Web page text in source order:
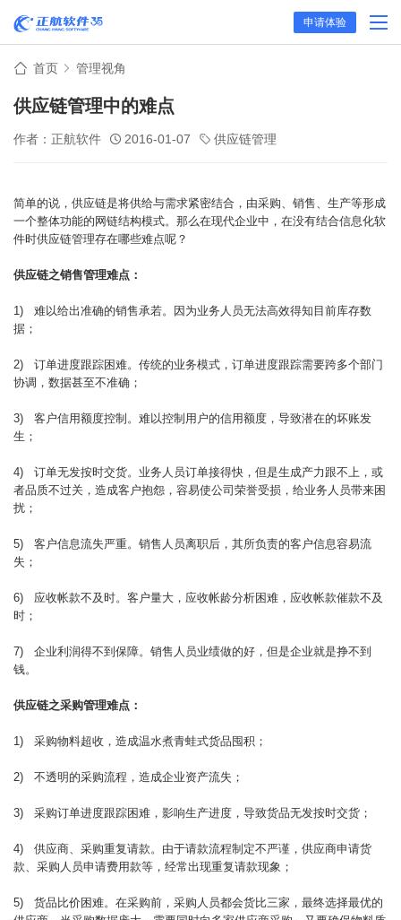
申请体验
首页 管理视角
供应链管理中的难点
作者：正航软件 2016-01-07 供应链管理
简单的说，供应链是将供给与需求紧密结合，由采购、销售、生产等形成
一个整体功能的网链结构模式。那么在现代企业中，在没有结合信息化软
件时供应链管理存在哪些难点呢？
供应链之销售管理难点：
1) 难以给出准确的销售承若。因为业务人员无法高效得知目前库存数
据；
2) 订单进度跟踪困难。传统的业务模式，订单进度跟踪需要跨多个部门
协调，数据甚至不准确；
3) 客户信用额度控制。难以控制用户的信用额度，导致潜在的坏账发
生；
4) 订单无发按时交货。业务人员订单接得快，但是生成产力跟不上，或
者品质不过关，造成客户抱怨，容易使公司荣誉受损，给业务人员带来困
扰；
5) 客户信息流失严重。销售人员离职后，其所负责的客户信息容易流
失；
6) 应收帐款不及时。客户量大，应收帐龄分析困难，应收帐款催款不及
时；
7) 企业利润得不到保障。销售人员业绩做的好，但是企业就是挣不到
钱。
供应链之采购管理难点：
1) 采购物料超收，造成温水煮青蛙式货品囤积；
2) 不透明的采购流程，造成企业资产流失；
3) 采购订单进度跟踪困难，影响生产进度，导致货品无发按时交货；
4) 供应商、采购重复请款。由于请款流程制定不严谨，供应商申请货
款、采购人员申请费用款等，经常出现重复请款现象；
5) 货品比价困难。在采购前，采购人员都会货比三家，最终选择最优的